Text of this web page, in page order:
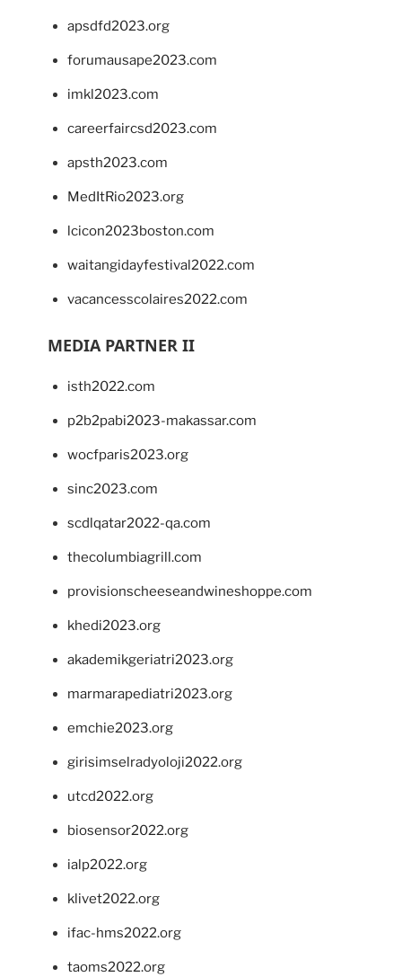
apsdfd2023.org
forumausape2023.com
imkl2023.com
careerfaircsd2023.com
apsth2023.com
MedItRio2023.org
lcicon2023boston.com
waitangidayfestival2022.com
vacancesscolaires2022.com
MEDIA PARTNER II
isth2022.com
p2b2pabi2023-makassar.com
wocfparis2023.org
sinc2023.com
scdlqatar2022-qa.com
thecolumbiagrill.com
provisionscheeseandwineshoppe.com
khedi2023.org
akademikgeriatri2023.org
marmarapediatri2023.org
emchie2023.org
girisimselradyoloji2022.org
utcd2022.org
biosensor2022.org
ialp2022.org
klivet2022.org
ifac-hms2022.org
taoms2022.org